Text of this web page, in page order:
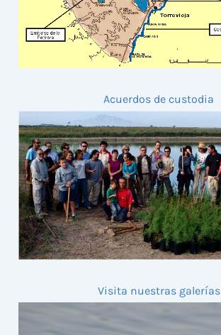
Acuerdos de custodia
Visita nuestras galerías